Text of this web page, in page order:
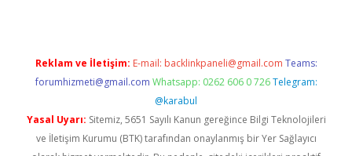
Reklam ve İletişim: E-mail: backlinkpaneli@gmail.com Teams:
forumhizmeti@gmail.com Whatsapp: 0262 606 0 726 Telegram:
@karabul
Yasal Uyarı: Sitemiz, 5651 Sayılı Kanun gereğince Bilgi Teknolojileri
ve İletişim Kurumu (BTK) tarafından onaylanmış bir Yer Sağlayıcı